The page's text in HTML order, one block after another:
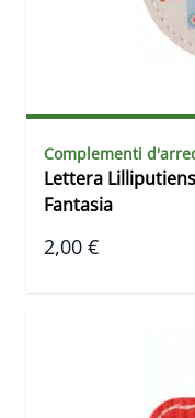
Complementi
Lettera
Fantasia
2,00 €